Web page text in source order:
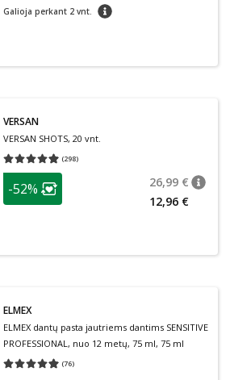
Galioja perkant 2 vnt. patarimas
VERSAN
VERSAN SHOTS, 20 vnt.
(298)
Vidutinis įvertinimas 4.93
patarimas
Lojalumo klubo narių nuolaida
-52% 26,99 €
12,96 €
ELMEX
ELMEX dantų pasta jautriems dantims SENSITIVE
PROFESSIONAL, nuo 12 metų, 75 ml, 75 ml
(76)
Vidutinis įvertinimas 4.95